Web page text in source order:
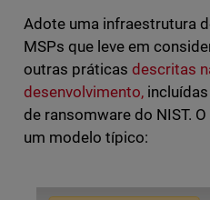
Adote uma infraestrutura
MSPs que leve em
outras práticas descritas
desenvolvimento,incluídas
de ransomware do NIST.
um modelo típico: